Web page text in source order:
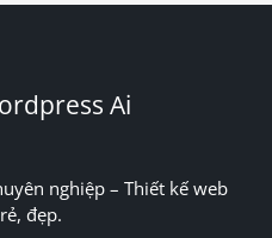
Ai
nghiệp – Thiết kế web
đẹp.